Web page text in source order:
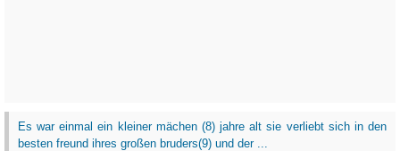
Es war einmal ein kleiner mächen (8) jahre alt sie verliebt sich in den
besten freund ihres großen bruders(9) und der ...